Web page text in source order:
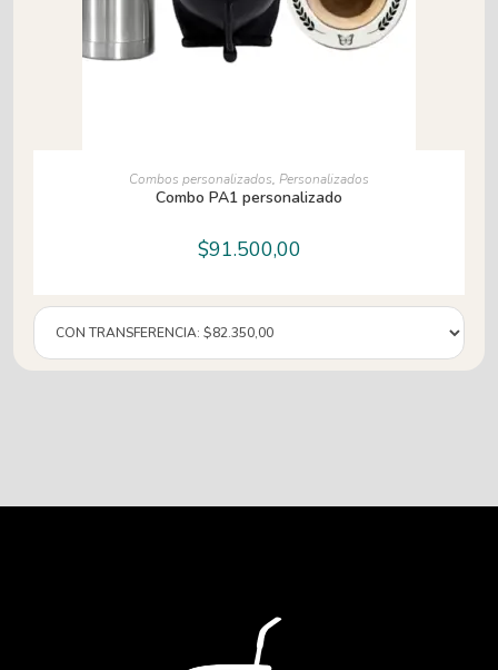
AÑADIR AL CARRITO
Combos personalizados, Personalizados
Combo PA1 personalizado
$91.500,00